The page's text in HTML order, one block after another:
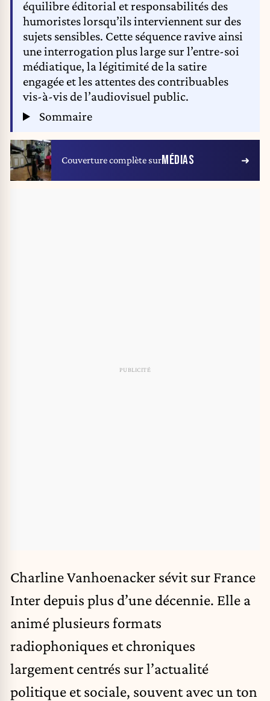
équilibre éditorial et responsabilités des
humoristes lorsqu’ils interviennent sur des
sujets sensibles. Cette séquence ravive ainsi
une interrogation plus large sur l’entre-soi
médiatique, la légitimité de la satire
engagée et les attentes des contribuables
vis-à-vis de l’audiovisuel public.
Sommaire
Couverture complète surMÉDIAS
Charline Vanhoenacker sévit sur France
Inter depuis plus d’une décennie. Elle a
animé plusieurs formats
radiophoniques et chroniques
largement centrés sur l’actualité
politique et sociale, souvent avec un ton